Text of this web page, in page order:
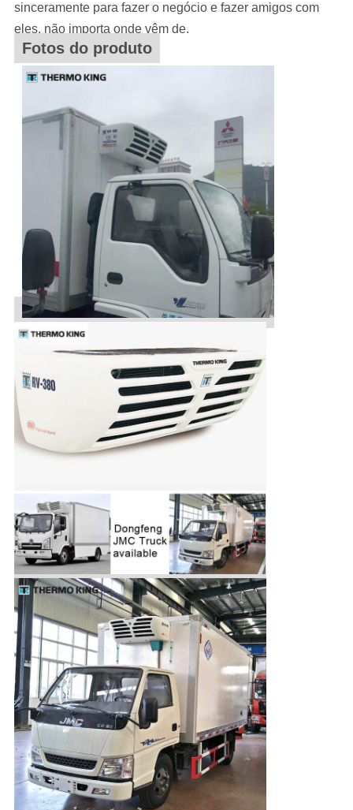
sinceramente para fazer o negócio e fazer amigos com
eles, não importa onde vêm de.
Fotos do produto